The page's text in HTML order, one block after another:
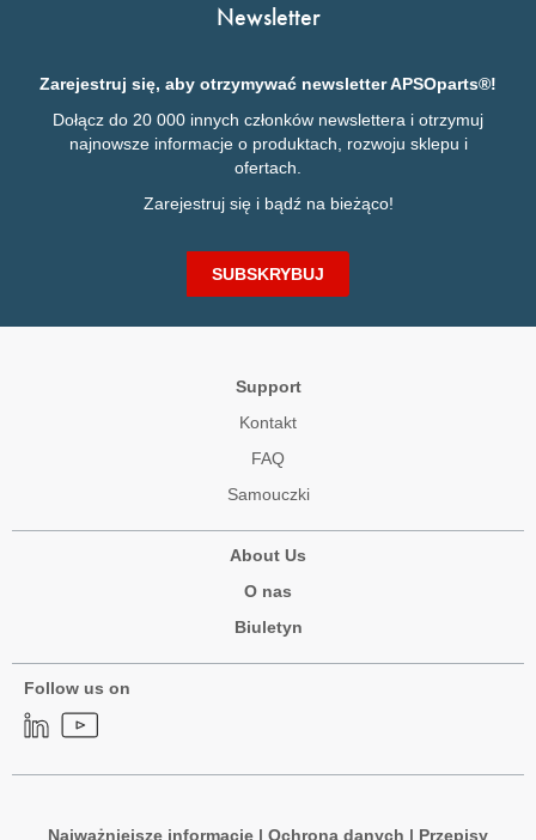
Newsletter
Zarejestruj się, aby otrzymywać newsletter APSOparts®!
Dołącz do 20 000 innych członków newslettera i otrzymuj
najnowsze informacje o produktach, rozwoju sklepu i
ofertach.
Zarejestruj się i bądź na bieżąco!
SUBSKRYBUJ
Support
Kontakt
FAQ
Samouczki
About Us
O nas
Biuletyn
Follow us on
Najważniejsze informacje | Ochrona danych | Przepisy